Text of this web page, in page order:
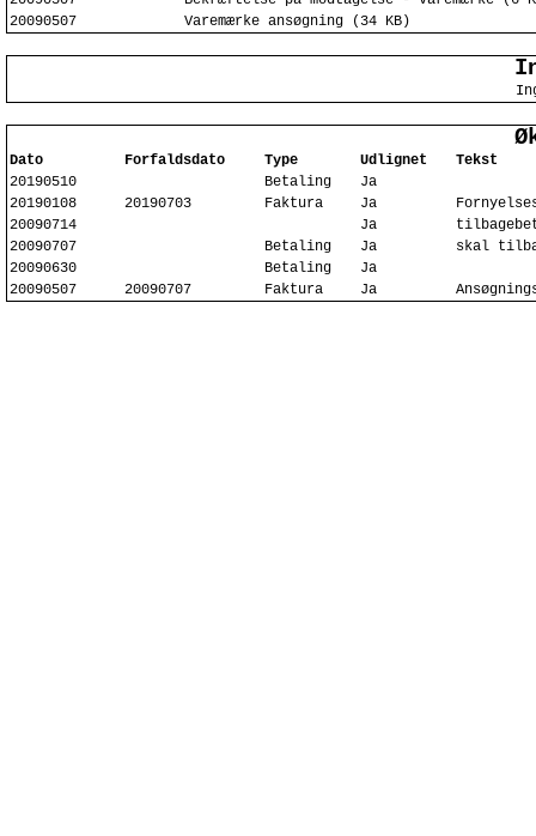
20090507
Varemærke ansøgning (34 KB)
Dato Forfaldsdato Type Udlignet
Tekst
20190510
Betaling
Ja
20190108
20190703 Faktura Ja
20090714
Ja
20090707
Betaling Ja
skal
20090630
Betaling
Ja
20090507
20090707 Faktura Ja